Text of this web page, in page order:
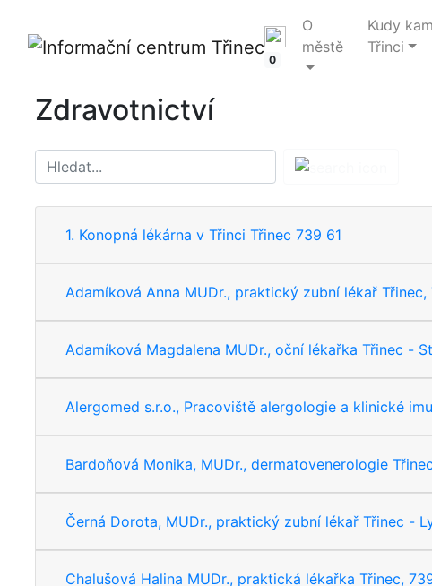
0
O
městě
Kudy
Třinci
Zdravotnictví
1. Konopná lékárna v Třinci Třinec 739 61
Adamíková Anna MUDr., praktický zubní lékař Třinec,
Adamíková Magdalena MUDr., oční lékařka Třinec -
Alergomed s.r.o., Pracoviště alergologie a klinické
Bardoňová Monika, MUDr., dermatovenerologie
Černá Dorota, MUDr., praktický zubní lékař Třinec -
Chalušová Halina MUDr., praktická lékařka Třinec,